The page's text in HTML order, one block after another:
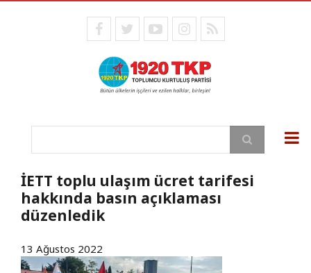
facebooktwitteryoutubeinstagram
RSS
Ara
İETT toplu ulaşım ücret tarifesi
hakkında basın açıklaması
düzenledik
13 Ağustos 2022